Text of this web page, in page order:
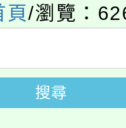
新住民語歌
學年度第
甄選結果(
學年度第
甄選結果(
化大學推廣
溝通分析基
政府辦理
頁/瀏覽：
搜尋